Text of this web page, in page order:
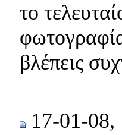
το
βλέπεις
17-01-08,